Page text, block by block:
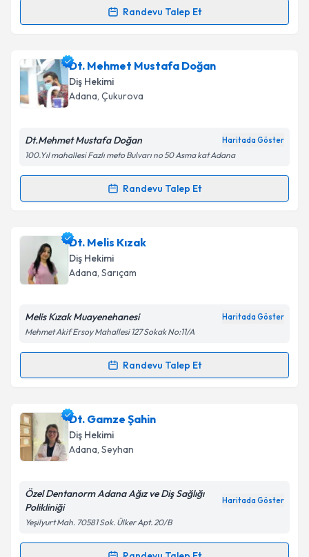
Kişisel verilerimin işlenmesine ilişkin
Metni'ni okudum ve kişisel verilerimin belirtilen
Takvim Talebini Gönder
Randevu Talep Et
Randevu Takvimi Talebi
Dt. Melike Tatariçin randevu takvimi talebi
oluşturun. Size bu uzmandan randevu almanız için bir
takvim hazırlandığında e-posta ile bilgilendireceğiz.
Kişisel verilerimin işlenmesine ilişkin
Metni'ni okudum ve kişisel verilerimin belirtilen
Takvim Talebini Gönder
Dt. Mehmet Mustafa Doğan
Diş Hekimi
Adana, Çukurova
Dt.Mehmet Mustafa Doğan Haritada Göster
100.Yıl mahallesi Fazlı meto Bulvarı no 50 Asma kat Adana
Randevu Talep Et
Randevu Takvimi Talebi
Dt. Mehmet Mustafa Doğan
talebi oluşturun. Size bu uzmandan randevu almanız
için bir takvim hazırlandığında e-posta ile
bilgilendireceğiz.
Kişisel verilerimin işlenmesine ilişkinAydınlatma
kapsamda işlenmesini kabul ediyorum.
Takvim Talebini Gönder
Dt. Melis Kızak
Diş Hekimi
Adana, Sarıçam
Melis Kızak Muayenehanesi Haritada Göster
Mehmet Akif Ersoy Mahallesi 127 Sokak No:11/A
Randevu Talep Et
Randevu Takvimi Talebi
Dt. Melis Kızakiçin randevu takvimi talebi oluşturun.
Size bu uzmandan randevu almanız için bir takvim
hazırlandığında e-posta ile bilgilendireceğiz.
Kişisel verilerimin işlenmesine ilişkinAydınlatma
Dt. Gamze Şahin
Diş Hekimi
Adana, Seyhan
Özel Dentanorm Adana Ağız ve Diş Sağlığı
Polikliniği
Haritada Göster
Yeşilyurt Mah. 70581 Sok. Ülker Apt. 20/B